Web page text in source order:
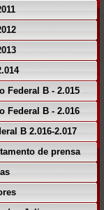
Federal B - 2.015
Federal B - 2.016
B 2.016-2.017
de prensa